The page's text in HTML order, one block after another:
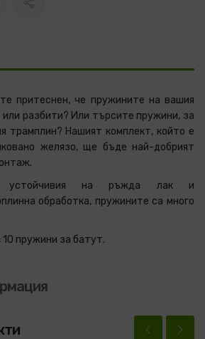
притеснен, че пружините на вашия
или разбити? Или търсите пружини, за
трамплин? Нашият комплект, който е
желязо, ще бъде най-добрият
устойчивия на ръжда лак и
обработка, пружините са много
пружини за батут.